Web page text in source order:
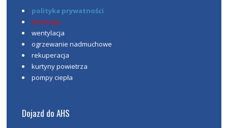
polityka prywatności
promocje
wentylacja
ogrzewanie nadmuchowe
rekuperacja
kurtyny powietrza
pompy ciepła
Dojazd do AHS